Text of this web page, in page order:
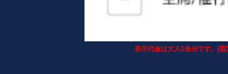
表示代金は大人1名分です。(